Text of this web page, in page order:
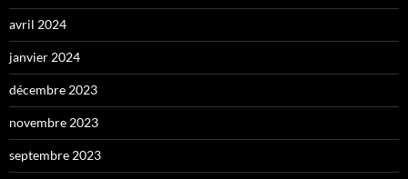
avril 2024
janvier 2024
décembre 2023
novembre 2023
septembre 2023